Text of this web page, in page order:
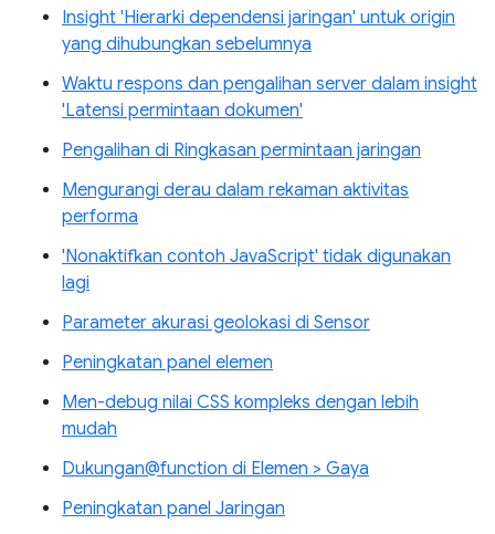
Insight 'Hierarki dependensi jaringan' untuk origin
yang dihubungkan sebelumnya
Waktu respons dan pengalihan server dalam insight
'Latensi permintaan dokumen'
Pengalihan di Ringkasan permintaan jaringan
Mengurangi derau dalam rekaman aktivitas
performa
'Nonaktifkan contoh JavaScript' tidak digunakan
lagi
Parameter akurasi geolokasi di Sensor
Peningkatan panel elemen
Men-debug nilai CSS kompleks dengan lebih
mudah
Dukungan@function di Elemen > Gaya
Peningkatan panel Jaringan